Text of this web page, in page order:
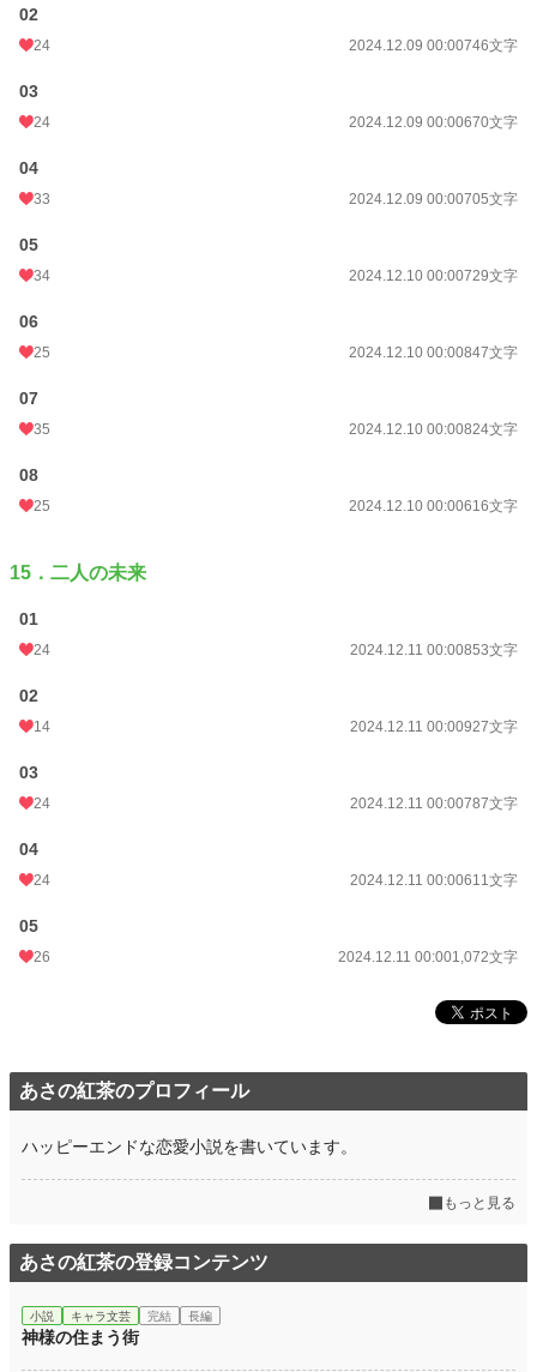
02
24 2024.12.09 00:00746文字
03
24 2024.12.09 00:00670文字
04
33 2024.12.09 00:00705文字
05
34 2024.12.10 00:00729文字
06
25 2024.12.10 00:00847文字
07
35 2024.12.10 00:00824文字
08
25 2024.12.10 00:00616文字
15．二人の未来
01
24 2024.12.11 00:00853文字
02
14 2024.12.11 00:00927文字
03
24 2024.12.11 00:00787文字
04
24 2024.12.11 00:00611文字
05
26 2024.12.11 00:001,072文字
あさの紅茶のプロフィール
ハッピーエンドな恋愛小説を書いています。
もっと見る
あさの紅茶の登録コンテンツ
小説 キャラ文芸 完結 長編
神様の住まう街